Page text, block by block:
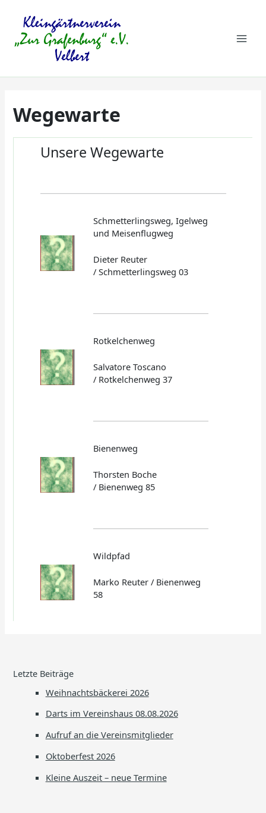
springen
Wegewarte
Unsere Wegewarte
Schmetterlingsweg, Igelweg
und Meisenflugweg
Dieter Reuter
/ Schmetterlingsweg 03
Rotkelchenweg
Salvatore Toscano
/ Rotkelchenweg 37
Bienenweg
Thorsten Boche
/ Bienenweg 85
Wildpfad
Marko Reuter / Bienenweg
58
Letzte Beiträge
Weihnachtsbäckerei 2026
Darts im Vereinshaus 08.08.2026
Aufruf an die Vereinsmitglieder
Oktoberfest 2026
Kleine Auszeit – neue Termine